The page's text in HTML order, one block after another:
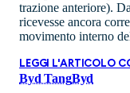
trazione anteriore).
ricevesse ancora
movimento interno
LEGGI L'ARTICOLO
Byd TangByd